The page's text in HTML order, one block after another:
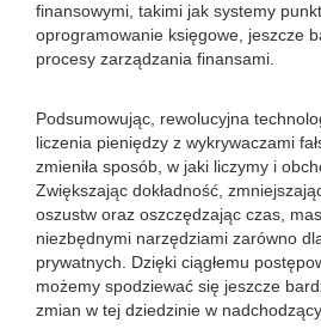
finansowymi, takimi jak systemy
oprogramowanie księgowe, jeszcze
procesy zarządzania finansami.
Podsumowując, rewolucyjna
liczenia pieniędzy z wykrywaczami
zmieniła sposób, w jaki liczymy i
Zwiększając dokładność,
oszustw oraz oszczędzając czas,
niezbędnymi narzędziami zarówno
prywatnych. Dzięki ciągłemu
możemy spodziewać się jeszcze
zmian w tej dziedzinie w